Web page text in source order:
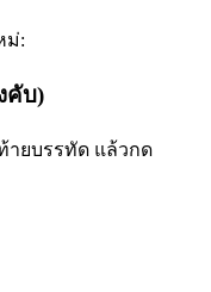
ม่:
คับ)
ายบรรทัด แล้วกด